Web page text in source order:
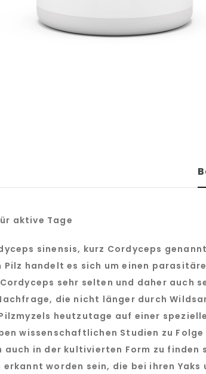
aktive Tage
sinensis, kurz Cordyceps
handelt es sich um einen
sehr selten und daher auch
die nicht länger durch
heutzutage auf einer
wissenschaftlichen Studien zu
auch in der kultivierten Form zu finden
erkannt worden sein, die bei ihren